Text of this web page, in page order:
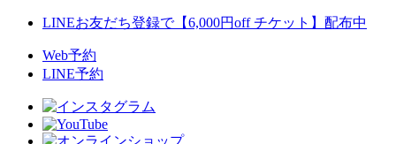
LINEお友だち登録で【6,000円off チケット】配布中
Web予約
LINE予約